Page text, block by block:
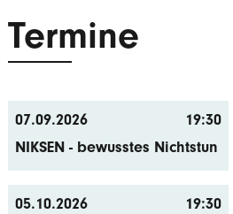
Termine
07.09.2026
19:30
NIKSEN - bewusstes Nichtstun
05.10.2026
19:30